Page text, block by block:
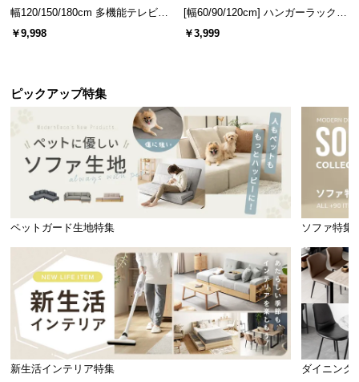
幅120/150/180cm 多機能テレビボ
ード 木目/石目調 オープン収納・
引き出し収納付き
￥9,998
[幅60/90/120cm] ハンガーラック
スチール 4段階高さ調節 サイドフ
ック オープンラック シンプル
￥3,999
ピックアップ特集
ペットガード生地特集 ソファ特集
新生活インテリア特集 ダイニング